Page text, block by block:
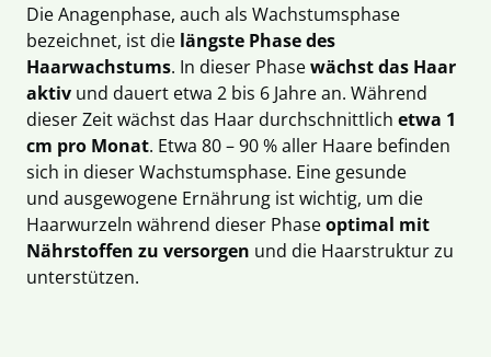
Die Anagenphase, auch als Wachstumsphase
bezeichnet, ist die längste Phase des
Haarwachstums. In dieser Phasewächst das Haar
aktiv und dauert etwa 2 bis 6 Jahre an. Während
dieser Zeit wächst das Haar durchschnittlich etwa 1
cm pro Monat. Etwa 80 – 90 % aller Haare befinden
sich in dieser Wachstumsphase. Eine gesunde
und ausgewogene Ernährung ist wichtig, um die
Haarwurzeln während dieser Phaseoptimal mit
Nährstoffen zu versorgen und die Haarstrukturzu
unterstützen.